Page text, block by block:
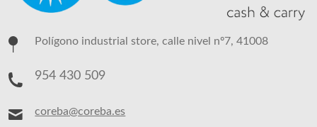
Polígono industrial store, calle nivel nº7, 41008
954 430 509
coreba@coreba.es